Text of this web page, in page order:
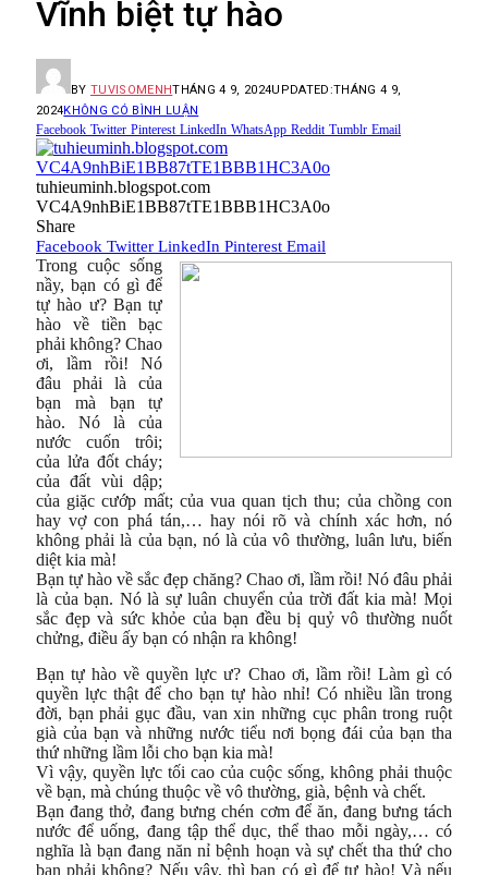
Vĩnh biệt tự hào
BY TUVISOMENHTHÁNG 4 9, 2024UPDATED:THÁNG 4 9,
2024KHÔNG CÓ BÌNH LUẬN
Facebook Twitter Pinterest LinkedIn WhatsApp Reddit Tumblr Email
tuhieuminh.blogspot.com
VC4A9nhBiE1BB87tTE1BBB1HC3A0o
Share
Facebook Twitter LinkedIn Pinterest Email
Trong cuộc sống
nầy, bạn có gì để
tự hào ư? Bạn tự
hào về tiền bạc
phải không? Chao
ơi, lầm rồi! Nó
đâu phải là của
bạn mà bạn tự
hào. Nó là của
nước cuốn trôi;
của lửa đốt cháy;
của đất vùi dập;
của giặc cướp mất; của vua quan tịch thu; của chồng con
hay vợ con phá tán,… hay nói rõ và chính xác hơn, nó
không phải là của bạn, nó là của vô thường, luân lưu, biến
diệt kia mà!
Bạn tự hào về sắc đẹp chăng? Chao ơi, lầm rồi! Nó đâu phải
là của bạn. Nó là sự luân chuyển của trời đất kia mà! Mọi
sắc đẹp và sức khỏe của bạn đều bị quỷ vô thường nuốt
chửng, điều ấy bạn có nhận ra không!
Bạn tự hào về quyền lực ư? Chao ơi, lầm rồi! Làm gì có
quyền lực thật để cho bạn tự hào nhỉ! Có nhiều lần trong
đời, bạn phải gục đầu, van xin những cục phân trong ruột
già của bạn và những nước tiểu nơi bọng đái của bạn tha
thứ những lầm lỗi cho bạn kia mà!
Vì vậy, quyền lực tối cao của cuộc sống, không phải thuộc
về bạn, mà chúng thuộc về vô thường, già, bệnh và chết.
Bạn đang thở, đang bưng chén cơm để ăn, đang bưng tách
nước để uống, đang tập thể dục, thể thao mỗi ngày,… có
nghĩa là bạn đang năn nỉ bệnh hoạn và sự chết tha thứ cho
bạn phải không? Nếu vậy, thì bạn có gì để tự hào! Và nếu